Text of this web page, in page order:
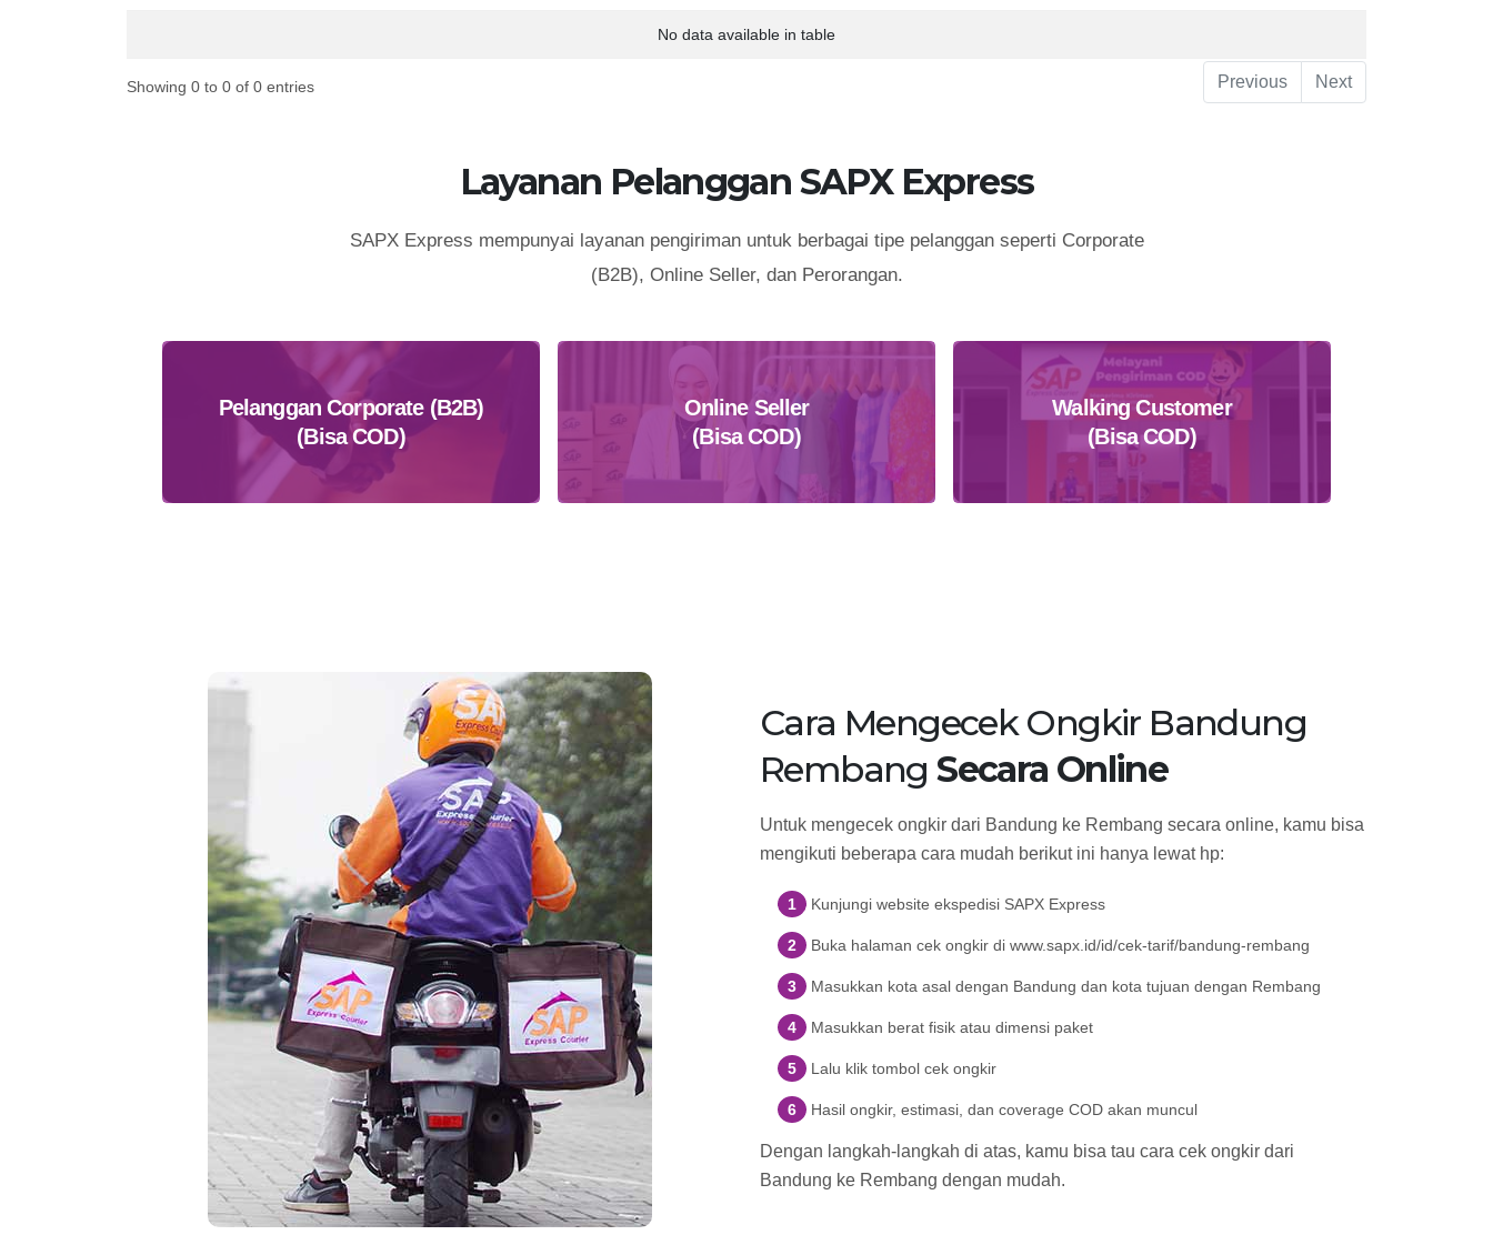
Jam Buka
No data available in table
Showing 0 to 0 of 0 entries Previous Next
Layanan Pelanggan SAPX Express
SAPX Express mempunyai layanan pengiriman untuk berbagai tipe pelanggan seperti Corporate
(B2B), Online Seller, dan Perorangan.
Pelanggan Corporate (B2B)
(Bisa COD)
Online Seller
(Bisa COD)
Walking Customer
(Bisa COD)
Cara Mengecek Ongkir Bandung
RembangSecara Online
Untuk mengecek ongkir dari Bandung ke Rembang secara online, kamu bisa
mengikuti beberapa cara mudah berikut ini hanya lewat hp:
Kunjungi website ekspedisi SAPX Express
Buka halaman cek ongkir di www.sapx.id/id/cek-tarif/bandung-rembang
Masukkan kota asal dengan Bandung dan kota tujuan dengan Rembang
Masukkan berat fisik atau dimensi paket
Lalu klik tombol cek ongkir
Hasil ongkir, estimasi, dan coverage COD akan muncul
Dengan langkah-langkah di atas, kamu bisa tau cara cek ongkir dari
Bandung ke Rembang dengan mudah.